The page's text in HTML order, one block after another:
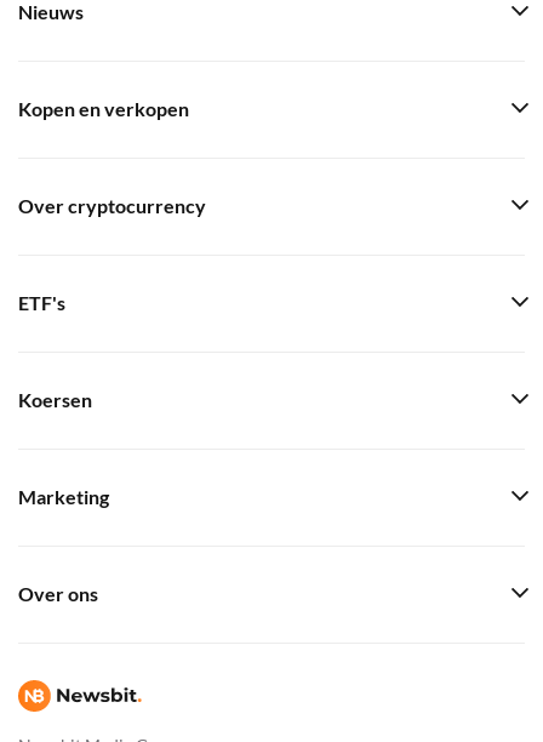
Nieuws
Kopen en verkopen
Over cryptocurrency
ETF's
Koersen
Marketing
Over ons